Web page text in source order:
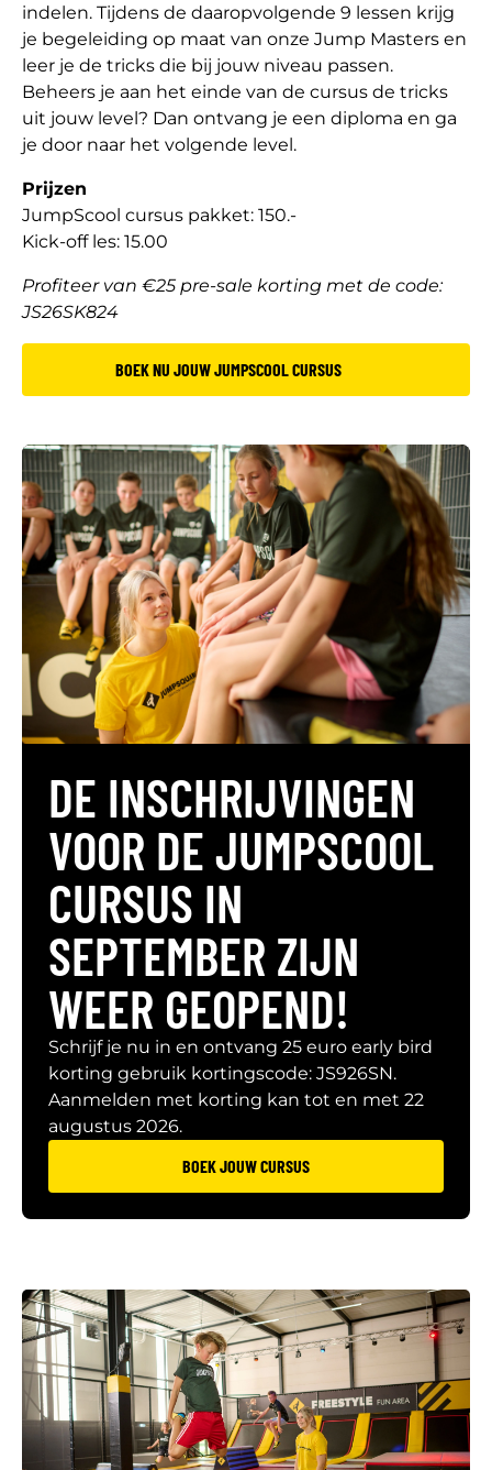
indelen. Tijdens de daaropvolgende 9 lessen krijg
je begeleiding op maat van onze Jump Masters en
leer je de tricks die bij jouw niveau passen.
Beheers je aan het einde van de cursus de tricks
uit jouw level? Dan ontvang je een diploma en ga
je door naar het volgende level.
Prijzen
JumpScool cursus pakket: 150.-
Kick-off les: 15.00
Profiteer van €25 pre-sale korting met de code:
JS26SK824
BOEK NU JOUW JUMPSCOOL CURSUS
DE INSCHRIJVINGEN
VOOR DE JUMPSCOOL
CURSUS IN
SEPTEMBER ZIJN
WEER GEOPEND!
Schrijf je nu in en ontvang 25 euro early bird
korting gebruik kortingscode: JS926SN.
Aanmelden met korting kan tot en met 22
augustus 2026.
BOEK JOUW CURSUS